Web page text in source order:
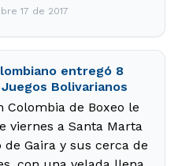
17 de 2017
entregó 8
Bolivarianos
Colombia de Boxeo le
viernes a Santa Marta
de Gaira y sus cerca de